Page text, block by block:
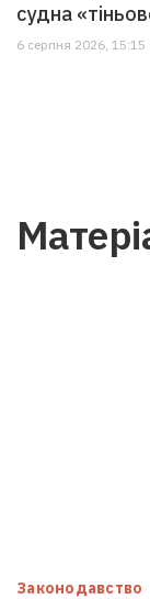
судна
6 серпня 2026,
Законодавство